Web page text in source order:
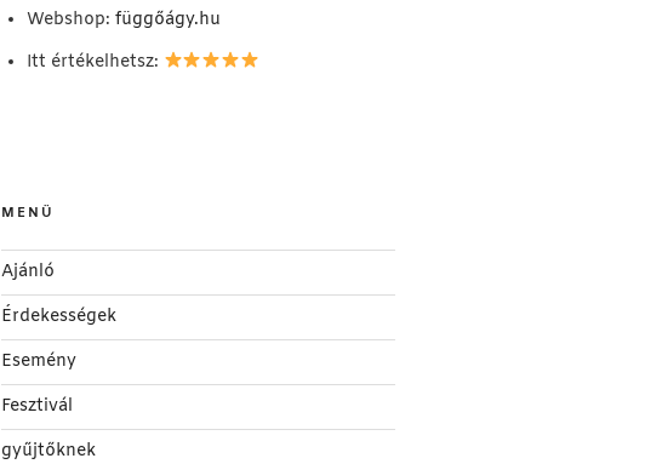
Webshop: függőágy.hu
Itt értékelhetsz:
MENÜ
Ajánló
Érdekességek
Esemény
Fesztivál
gyűjtőknek